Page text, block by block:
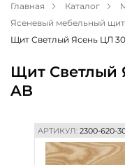
Оплата
О нас
Блог
Контакты
Главная Каталог
Ясеневый мебельный щит
Щит Светлый Ясень ЦЛ
Щит Светлый
AB
АРТИКУЛ:2300-620-